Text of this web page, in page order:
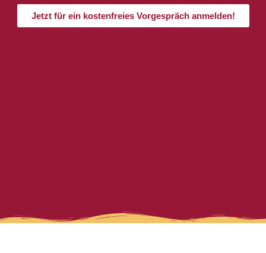
Jetzt für ein kostenfreies Vorgespräch anmelden!